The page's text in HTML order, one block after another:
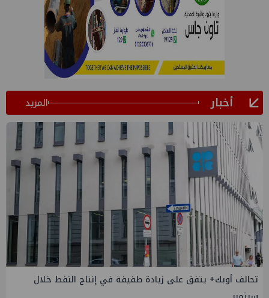
أخبار المزيد
إسدال الستار على النسخة الثانية من "منتدى مصر للطاقة